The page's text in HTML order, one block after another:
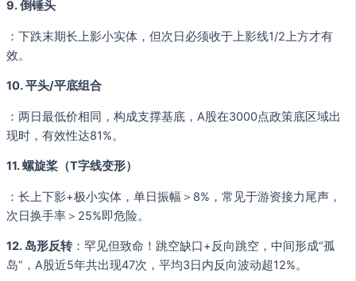
9. 倒锤头
：下跌末期长上影小实体，但次日必须收于上影线1/2上方才有
效。
10. 平头/平底组合
：两日最低价相同，构成支撑基底，A股在3000点政策底区域出
现时，有效性达81%。
11. 螺旋桨（T字线变形）
：长上下影+极小实体，单日振幅＞8%，常见于游资接力尾声，
次日换手率＞25%即危险。
12. 岛形反转：罕见但致命！跳空缺口+反向跳空，中间形成“孤
岛”，A股近5年共出现47次，平均3日内反向波动超12%。